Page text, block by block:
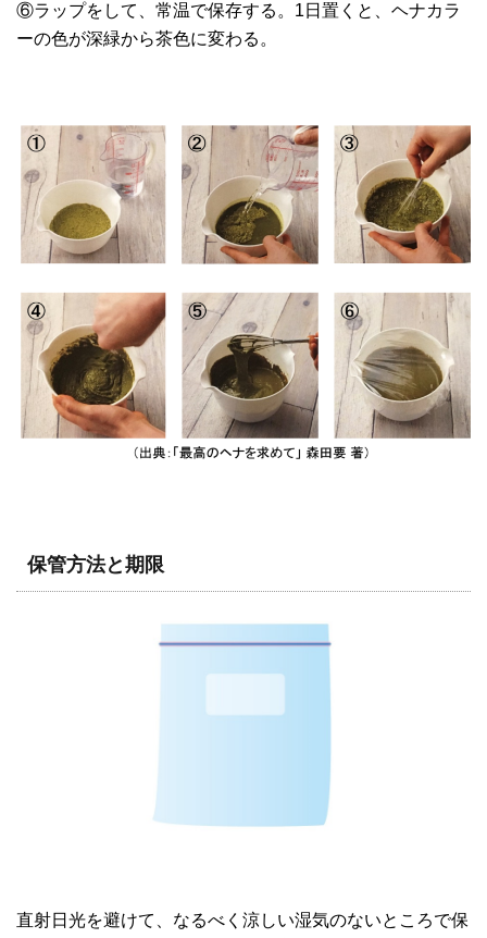
⑥ラップをして、常温で保存する。1日置くと、ヘナカラ
ーの色が深緑から茶色に変わる。
保管方法と期限
直射日光を避けて、なるべく涼しい湿気のないところで保